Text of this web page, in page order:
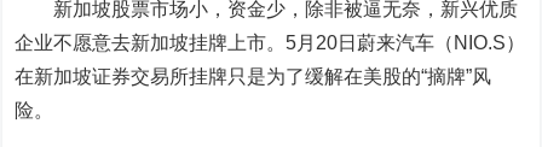
新加坡股票市场小，资金少，除非被逼无奈，新兴优质
企业不愿意去新加坡挂牌上市。5月20日蔚来汽车 （NIO.S）
在新加坡证券交易所挂牌只是为了缓解在美股的“摘牌”风
险。